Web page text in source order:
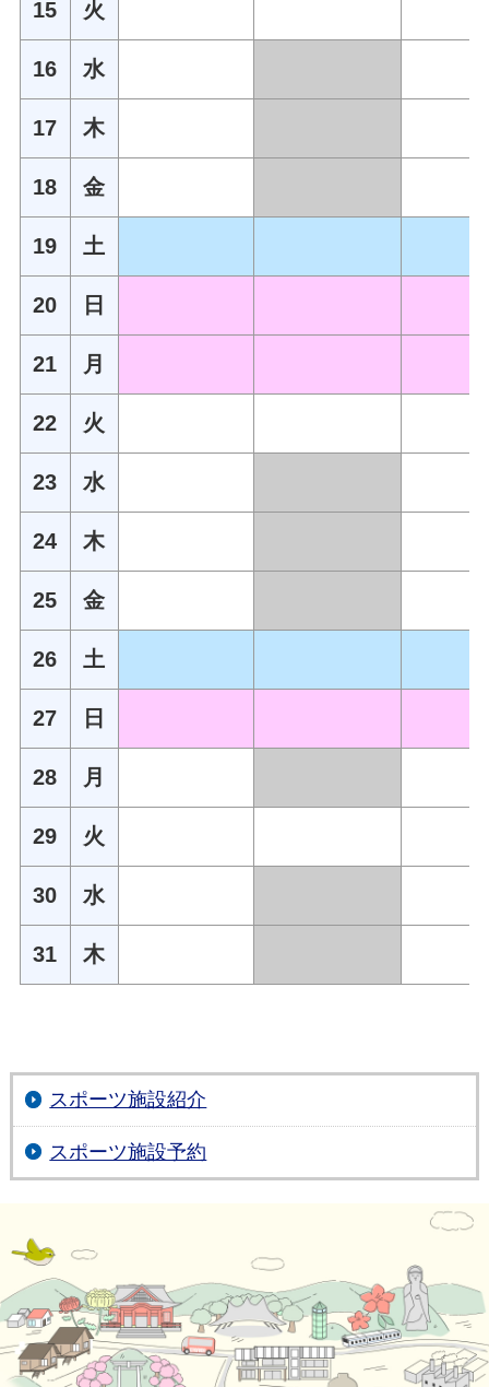
15 火
16 水
17 木
18 金
19 土
20 日
21 月
22 火
23 水
24 木
25 金
26 土
27 日
28 月
29 火
30 水
31 木
スポーツ施設紹介
スポーツ施設予約